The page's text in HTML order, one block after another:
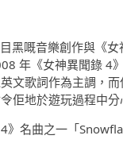
黑嘅音樂創作與《
年《女神異聞錄 4
文歌詞作為主調，
佢地於遊玩過程中分
》名曲之一「